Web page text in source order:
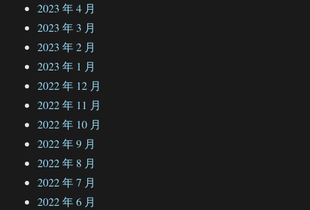
2023 年 4 月
2023 年 3 月
2023 年 2 月
2023 年 1 月
2022 年 12 月
2022 年 11 月
2022 年 10 月
2022 年 9 月
2022 年 8 月
2022 年 7 月
2022 年 6 月